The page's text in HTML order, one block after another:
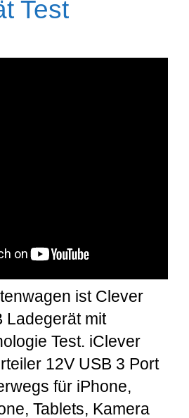
Test
ist Clever
Ladegerät mit
Test. iClever
12V USB 3 Port
für iPhone,
Tablets, Kamera